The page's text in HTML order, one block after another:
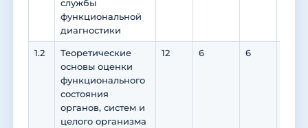
службы
функциональной
диагностики
1.2
Теоретические
основы оценки
функционального
состояния
органов, систем и
целого организма
12 6 6